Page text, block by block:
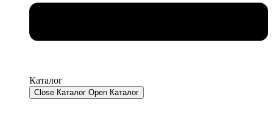
Каталог
Close Каталог Open Каталог